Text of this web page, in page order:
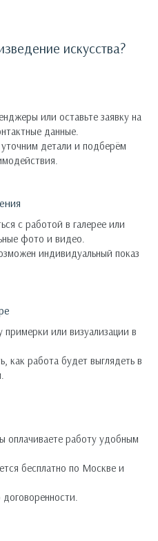
искусства?
или оставьте заявку на
данные.
детали и подберём
с работой в галерее или
фото и видео.
индивидуальный показ
примерки или визуализации в
как работа будет выглядеть в
оплачиваете работу удобным
бесплатно по Москве и